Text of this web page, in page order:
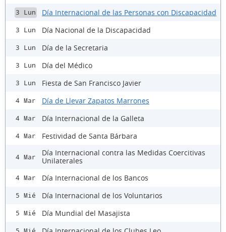
3 Lun Día Internacional de las Personas con Discapacidad
3 Lun Día Nacional de la Discapacidad
3 Lun Día de la Secretaria
3 Lun Día del Médico
3 Lun Fiesta de San Francisco Javier
4 Mar Día de Llevar Zapatos Marrones
4 Mar Día Internacional de la Galleta
4 Mar Festividad de Santa Bárbara
4 Mar
Día Internacional contra las Medidas Coercitivas
Unilaterales
4 Mar Día Internacional de los Bancos
5 Mié Día Internacional de los Voluntarios
5 Mié Día Mundial del Masajista